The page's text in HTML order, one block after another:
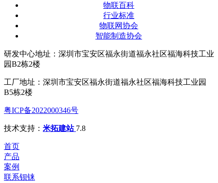
物联百科
行业标准
物联网协会
智能制造协会
研发中心地址：深圳市宝安区福永街道福永社区福海科技工业
园B2栋2楼
工厂地址：深圳市宝安区福永街道福永社区福海科技工业园
B5栋2楼
粤ICP备2022000346号
技术支持： 米拓建站 7.8
首页
产品
案例
联系钡铼